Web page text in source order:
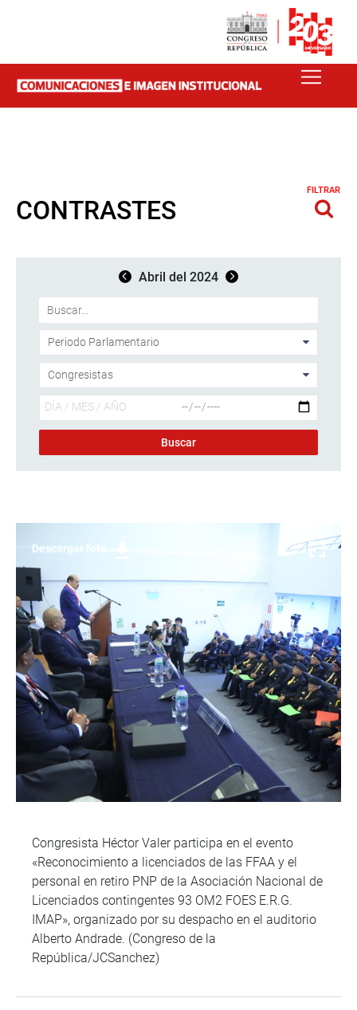
CONTRASTES
FILTRAR
Abril del 2024
Descargar foto
Congresista Héctor Valer participa en el evento
«Reconocimiento a licenciados de las FFAA y el
personal en retiro PNP de la Asociación Nacional de
Licenciados contingentes 93 OM2 FOES E.R.G.
IMAP», organizado por su despacho en el auditorio
Alberto Andrade. (Congreso de la
República/JCSanchez)